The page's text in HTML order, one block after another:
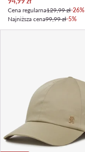
Cena regularna129,99 zł-26%
Najniższa cena99,99 zł-5%